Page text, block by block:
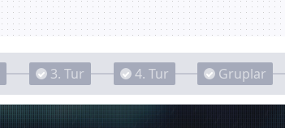
3. Tur 4. Tur Gruplar